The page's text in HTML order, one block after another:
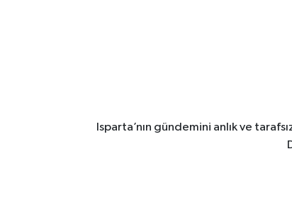
Isparta’nın gündemini anlık ve